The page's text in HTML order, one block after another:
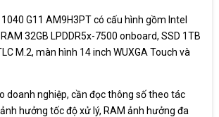
G11 AM9H3PT có cấu hình gồm Intel
32GB LPDDR5x-7500 onboard, SSD 1TB
M.2, màn hình 14 inch WUXGA Touch và
doanh nghiệp, cần đọc thông số theo tác
hưởng tốc độ xử lý, RAM ảnh hưởng đa